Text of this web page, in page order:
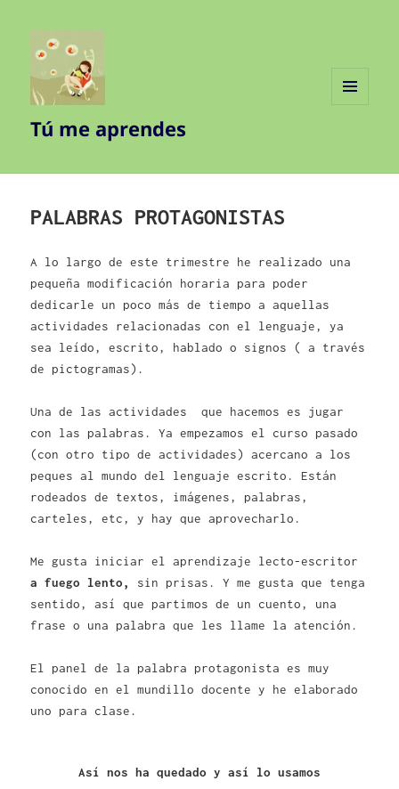
Tú me aprendes
PALABRAS PROTAGONISTAS
A lo largo de este trimestre he realizado una
pequeña modificación horaria para poder
dedicarle un poco más de tiempo a aquellas
actividades relacionadas con el lenguaje, ya
sea leído, escrito, hablado o signos ( a través
de pictogramas).
Una de las actividades que hacemos es jugar
con las palabras. Ya empezamos el curso pasado
(con otro tipo de actividades) acercano a los
peques al mundo del lenguaje escrito. Están
rodeados de textos, imágenes, palabras,
carteles, etc, y hay que aprovecharlo.
Me gusta iniciar el aprendizaje lecto-escritor
a fuego lento,
sin prisas. Y me gusta que tenga
sentido, así que partimos de un cuento, una
frase o una palabra que les llame la atención.
El panel de la palabra protagonista es muy
conocido en el mundillo docente y he elaborado
uno para clase.
Así nos ha quedado y así lo usamos